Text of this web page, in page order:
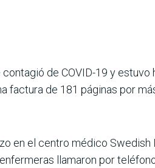
de COVID-19 y
factura de 181 páginas por
en el centro médico
llamaron por